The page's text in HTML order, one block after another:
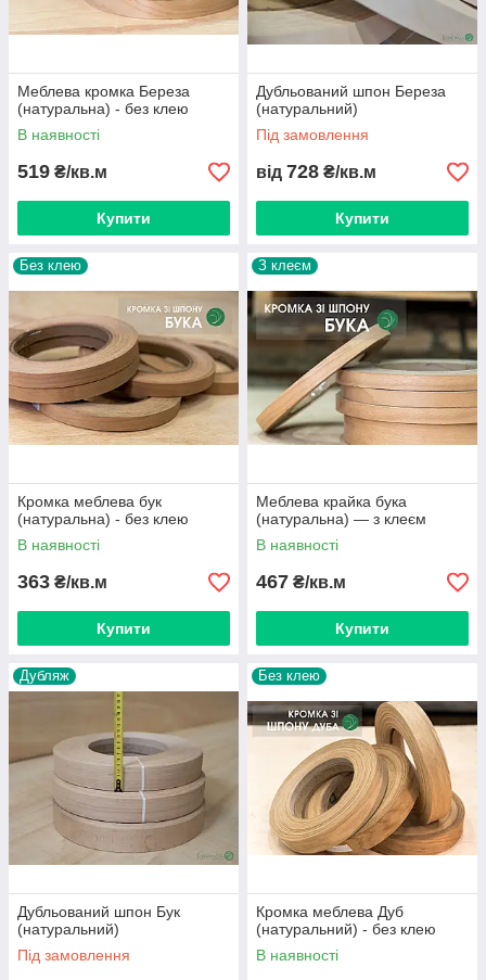
Меблева кромка Береза
(натуральна) - без клею
В наявності
519 ₴/кв.м
Купити
Дубльований шпон Береза
(натуральний)
Під замовлення
від 728 ₴/кв.м
Купити
Без клею
Кромка меблева бук
(натуральна) - без клею
В наявності
363 ₴/кв.м
Купити
З клеєм
Меблева крайка бука
(натуральна) — з клеєм
В наявності
467 ₴/кв.м
Купити
Дубляж
Дубльований шпон Бук
(натуральний)
Під замовлення
Без клею
Кромка меблева Дуб
(натуральний) - без клею
В наявності